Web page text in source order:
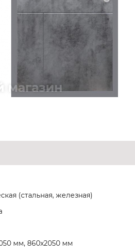
(стальная, железная)
мм, 860х2050 мм